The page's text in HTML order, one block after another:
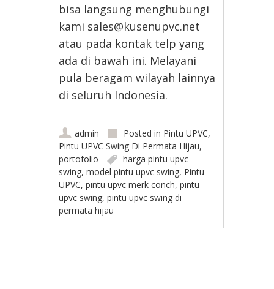
bisa langsung menghubungi
kami sales@kusenupvc.net
atau pada kontak telp yang
ada di bawah ini. Melayani
pula beragam wilayah lainnya
di seluruh Indonesia.
admin Posted in Pintu UPVC,
Pintu UPVC Swing Di Permata Hijau,
portofolio
harga pintu upvc
swing,model pintu upvc swing, Pintu
UPVC,pintu upvc merk conch,pintu
upvc swing,pintu upvc swing di
permata hijau